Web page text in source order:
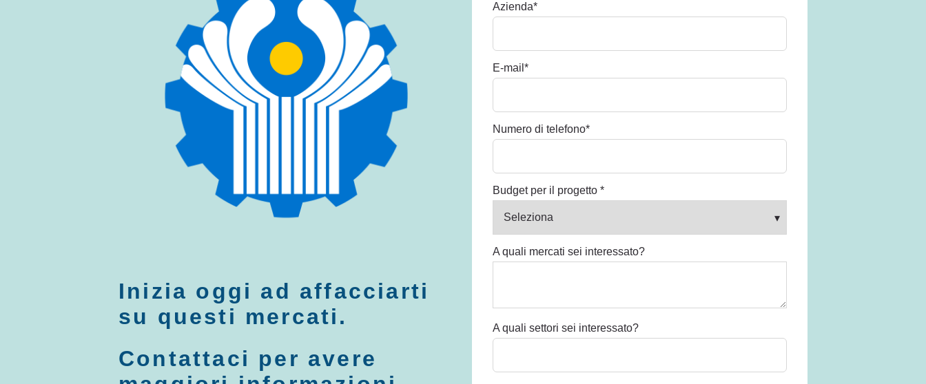
Inizia oggi ad affacciarti
su questi mercati.
Contattaci per avere
Azienda*
E-mail *
Numero di telefono*
Budget per il progetto *
A quali mercati sei interessato?
A quali settori sei interessato?